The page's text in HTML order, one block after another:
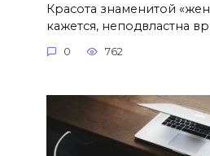
Красота знаменитой
кажется, неподвластна
0 762